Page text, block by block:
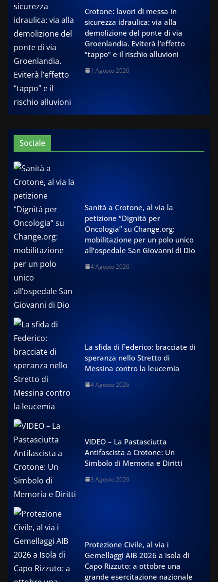
Crotone: lavori di messa in
sicurezza idraulica: via alla
demolizione del ponte di via
Groenlandia. Eviterà l’effetto
“tappo” e il rischio alluvioni
1 Agosto 2026
Sociale
Sanità a Crotone, al via la
petizione “Dignità per
Oncologia” su Change.org:
mobilitazione per un polo unico
all’ospedale San Giovanni di Dio
4 Agosto 2026
La sfida di Federico: bracciate di
speranza nello Stretto di
Messina contro la leucemia
4 Agosto 2026
VIDEO – La Pastasciutta
Antifascista a Crotone: Un
Simbolo di Memoria e Diritti
3 Agosto 2026
Protezione Civile, al via i
Gemellaggi AIB 2026 a Isola di
Capo Rizzuto: a ottobre una
grande esercitazione nazionale